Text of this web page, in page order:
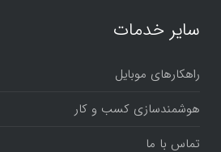
سایر خدمات
راهکارهای موبایل
هوشمندسازی کسب و کار
تماس با ما